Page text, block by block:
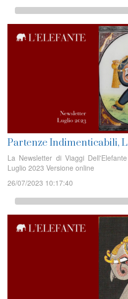
Partenze Indimenticabili,
La Newsletter di Viaggi
Luglio 2023 Versione online
26/07/2023 10:17:40